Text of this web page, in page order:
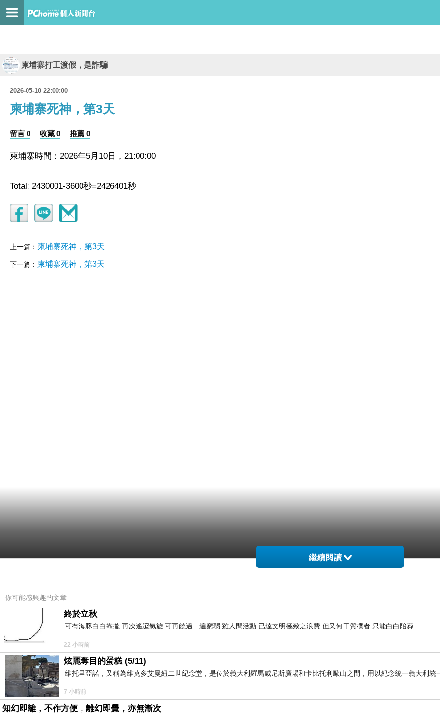
柬埔寨打工渡假，是詐騙
2026-05-10 22:00:00
柬埔寨死神，第3天
留言 0 收藏 0 推薦 0
柬埔寨時間：2026年5月10日，21:00:00
Total: 2430001-3600秒=2426401秒
上一篇： 柬埔寨死神，第3天
下一篇： 柬埔寨死神，第3天
繼續閱讀
你可能感興趣的文章
終於立秋
可有海豚白白靠攏 再次遙迢氣旋 可再饒過一遍窮弱 雖人間活動 已達文明極致之浪費 但又何干質樸者 只能白白陪葬
22 小時前
炫麗奪目的蛋糕 (5/11)
維托里亞諾，又稱為維克多艾曼紐二世紀念堂，是位於義大利羅馬威尼斯廣場和卡比托利歐山之間，用以紀念統一義大利統
7 小時前
知幻即離，不作方便，離幻即覺，亦無漸次